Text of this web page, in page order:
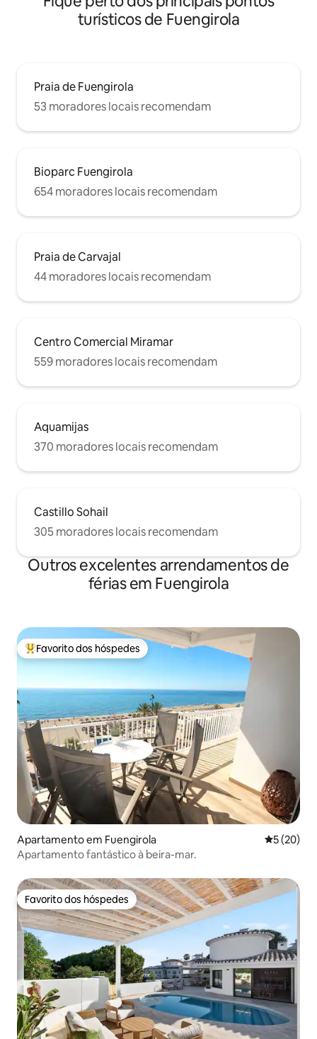
turísticos de Fuengirola
Praia de Fuengirola
53 moradores locais recomendam
Bioparc Fuengirola
654 moradores locais recomendam
Praia de Carvajal
44 moradores locais recomendam
Centro Comercial Miramar
559 moradores locais recomendam
Aquamijas
370 moradores locais recomendam
Castillo Sohail
305 moradores locais recomendam
Outros excelentes arrendamentos de
férias em Fuengirola
Favoritos dos hóspedes mais apreciados
Favorito dos hóspedes
Apartamento em Fuengirola
5 (20)
Apartamento fantástico à beira-mar.
Favorito dos hóspedes
Favorito dos hóspedes